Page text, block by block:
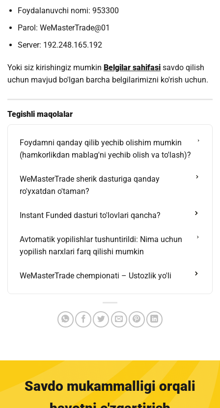
Foydalanuvchi nomi: 953300
Parol: WeMasterTrade@01
Server: 192.248.165.192
Yoki siz kirishingiz mumkin Belgilar sahifasi savdo qilish
uchun mavjud bo'lgan barcha belgilarimizni ko'rish uchun.
Tegishli maqolalar
Foydamni qanday qilib yechib olishim mumkin
(hamkorlikdan mablag'ni yechib olish va to'lash)?
WeMasterTrade sherik dasturiga qanday
ro'yxatdan o'taman?
Instant Funded dasturi to'lovlari qancha?
Avtomatik yopilishlar tushuntirildi: Nima uchun
yopilish narxlari farq qilishi mumkin
WeMasterTrade chempionati – Ustozlik yo'li
Savdo mukammalligi orqali